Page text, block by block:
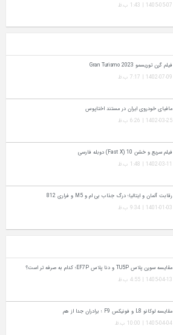
1405-05-07 | 1:43 ب.ظ
فیلم گرن توریسمو Gran Turismo 2023
1402-07-09 | 7:17 ب.ظ
مافیای خودروی ایران در مستند اختاپوس
1402-03-25 | 6:26 ب.ظ
فیلم سریع و خشن 10 (Fast X) دوبله فارسی
1402-03-11 | 1:48 ب.ظ
رقابت آلمان و ایتالیا؛ درگ جذاب بی ام و M5 و فراری 812
1401-01-03 | 9:34 ب.ظ
مقایسه سورن پلاس TU5P و دنا پلاس EF7P؛ کدام به‌ صرفه‌ تر است؟
1405-04-13 | 4:55 ب.ظ
مقایسه لوکانو L8 و فونیکس F9 ؛ برادران جدا از هم
1405-04-04 | 10:00 ب.ظ